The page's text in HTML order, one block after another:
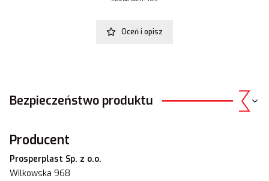
Oceń i opisz
Bezpieczeństwo produktu
Producent
Prosperplast Sp. z o.o.
Wilkowska 968